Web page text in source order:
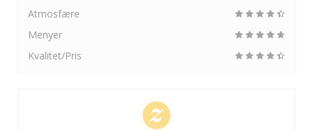
Atmosfære
Menyer
Kvalitet/Pris